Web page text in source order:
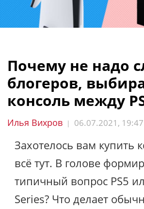
Почему не надо
блогеров,
консоль между
Илья Вихров | 06.07.2021, 19:47
Захотелось вам купить
всё тут. В голове
типичный вопрос PS5
Series? Что делает